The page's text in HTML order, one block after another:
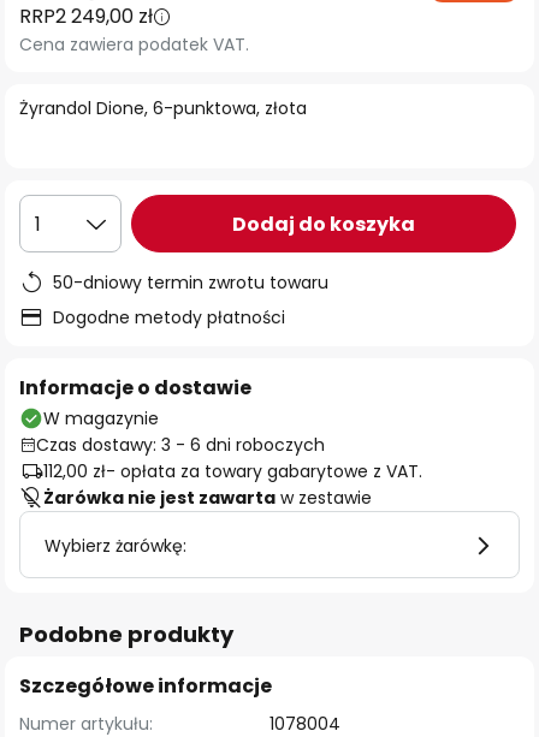
początek
galerii
Żyrandol Dione, 6-punktowa, złota
RRP2 249,00 zł
Cena zawiera podatek VAT.
1 Dodaj do koszyka
50-dniowy termin zwrotu towaru
Dogodne metody płatności
Informacje o dostawie
W magazynie
Czas dostawy: 3 - 6 dni roboczych
112,00 zł- opłata za towary gabarytowe z VAT.
Żarówka nie jest zawarta w zestawie
Wybierz żarówkę:
Podobne produkty
Szczegółowe informacje
Numer artykułu: 1078004